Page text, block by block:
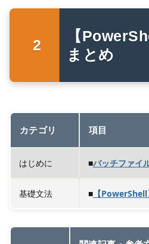
【
まとめ
カテゴリ 項目
はじめに ■バッチファイ
基礎文法 ■ 【